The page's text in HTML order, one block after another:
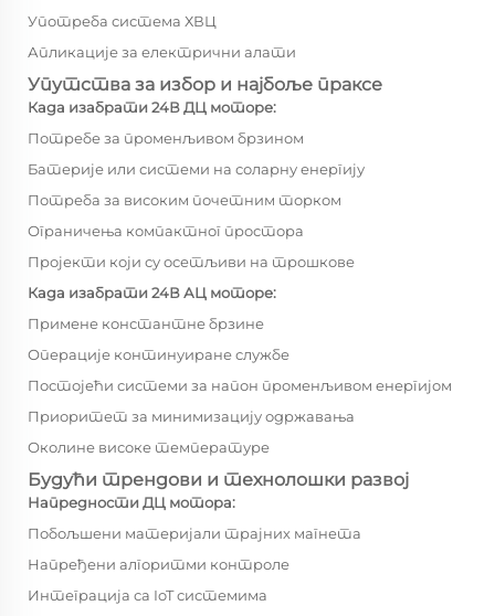
Употреба система ХВЦ
Апликације за електрични алати
Упутства за избор и најбоље праксе
Када изабрати 24В ДЦ моторе:
Потребе за променљивом брзином
Батерије или системи на соларну енергију
Потреба за високим почетним торком
Ограничења компактног простора
Пројекти који су осетљиви на трошкове
Када изабрати 24В АЦ моторе:
Примене константне брзине
Операције континуиране службе
Постојећи системи за напон променљивом енергијом
Приоритет за минимизацију одржавања
Околине високе температуре
Будући трендови и технолошки развој
Напредности ДЦ мотора:
Побољшени материјали трајних магнета
Напређени алгоритми контроле
Интеграција са IoT системима